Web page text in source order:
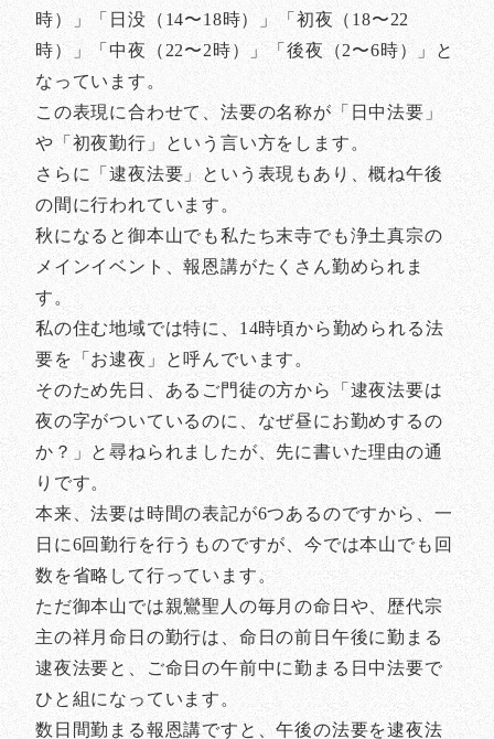
時）」「日没（14〜18時）」「初夜（18〜22
時）」「中夜（22〜2時）」「後夜（2〜6時）」と
なっています。
この表現に合わせて、法要の名称が「日中法要」
や「初夜勤行」という言い方をします。
さらに「逮夜法要」という表現もあり、概ね午後
の間に行われています。
秋になると御本山でも私たち末寺でも浄土真宗の
メインイベント、報恩講がたくさん勤められま
す。
私の住む地域では特に、14時頃から勤められる法
要を「お逮夜」と呼んでいます。
そのため先日、あるご門徒の方から「逮夜法要は
夜の字がついているのに、なぜ昼にお勤めするの
か？」と尋ねられましたが、先に書いた理由の通
りです。
本来、法要は時間の表記が6つあるのですから、一
日に6回勤行を行うものですが、今では本山でも回
数を省略して行っています。
ただ御本山では親鸞聖人の毎月の命日や、歴代宗
主の祥月命日の勤行は、命日の前日午後に勤まる
逮夜法要と、ご命日の午前中に勤まる日中法要で
ひと組になっています。
数日間勤まる報恩講ですと、午後の法要を逮夜法